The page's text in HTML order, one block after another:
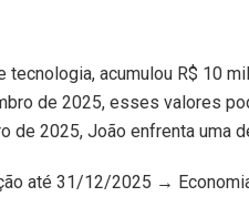
acumulou R$ 10
de 2025, esses valores
de 2025, João enfrenta uma
até 31/12/2025 →